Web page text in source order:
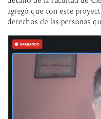
agregó que con este
derechos de las personas